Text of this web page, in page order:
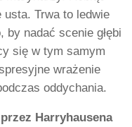
Trwa to ledwie
by nadać scenie głębi
się w tym samym
wrażenie
oddychania.
Harryhausena